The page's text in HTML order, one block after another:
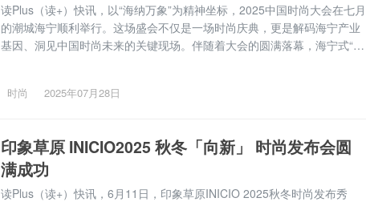
读Plus（读+）快讯，以“海纳万象”为精神坐标，2025中国时尚大会在七月
的潮城海宁顺利举行。这场盛会不仅是一场时尚庆典，更是解码海宁产业
基因、洞见中国时尚未来的关键现场。伴随着大会的圆满落幕，海宁式“海
时尚 2025年07月28日
印象草原 INICIO2025 秋冬「向新」 时尚发布会圆
满成功
读Plus（读+）快讯，6月11日，印象草原INICIO 2025秋冬时尚发布秀